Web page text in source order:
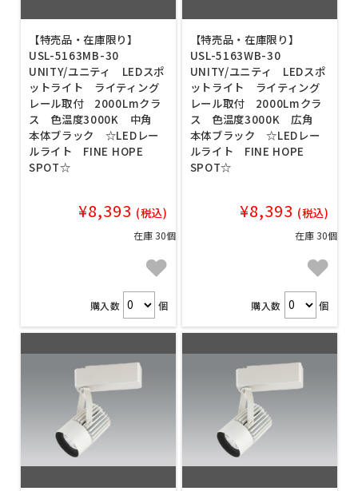
【特売品・在庫限り】
USL-5163MB-30
UNITY/ユニティ LEDスポ
ットライト ライティング
レール取付 2000Lmクラ
ス 色温度3000K 中角
本体ブラック ☆LEDレー
ルライト FINE HOPE
SPOT☆
¥8,393 (税込)
在庫 30個
購入数 個
【特売品・在庫限り】
USL-5163WB-30
UNITY/ユニティ LEDスポ
ットライト ライティング
レール取付 2000Lmクラ
ス 色温度3000K 広角
本体ブラック ☆LEDレー
ルライト FINE HOPE
SPOT☆
¥8,393 (税込)
在庫 30個
購入数 個